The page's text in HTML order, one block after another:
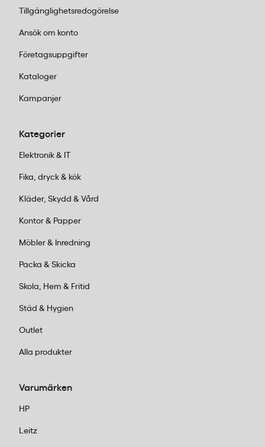
Tillgänglighetsredogörelse
Ansök om konto
Företagsuppgifter
Kataloger
Kampanjer
Kategorier
Elektronik & IT
Fika, dryck & kök
Kläder, Skydd & Vård
Kontor & Papper
Möbler & Inredning
Packa & Skicka
Skola, Hem & Fritid
Städ & Hygien
Outlet
Alla produkter
Varumärken
HP
Leitz